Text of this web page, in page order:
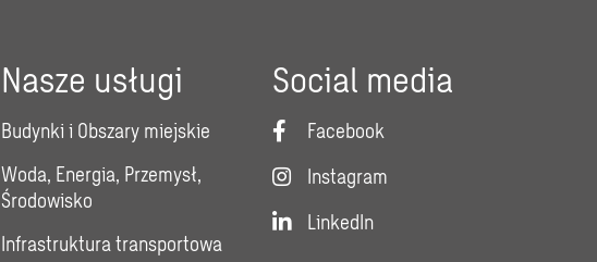
Nasze usługi
Budynki i Obszary miejskie
Woda, Energia, Przemysł,
Środowisko
Infrastruktura transportowa
Social media
Facebook
Instagram
LinkedIn